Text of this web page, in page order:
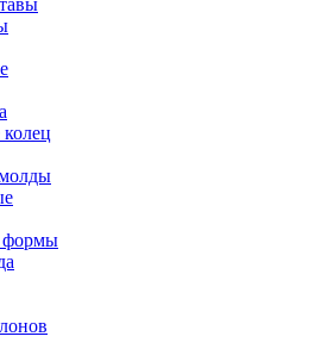
формы